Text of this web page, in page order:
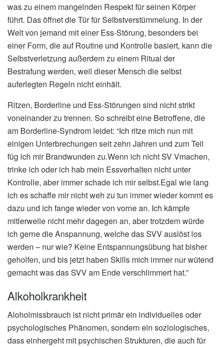
was zu einem mangelnden Respekt für seinen Körper
führt. Das öffnet die Tür für Selbstverstümmelung. In der
Welt von jemand mit einer Ess-Störung, besonders bei
einer Form, die auf Routine und Kontrolle basiert, kann die
Selbstverletzung außerdem zu einem Ritual der
Bestrafung werden, weil dieser Mensch die selbst
auferlegten Regeln nicht einhält.
Ritzen, Borderline und Ess-Störungen sind nicht strikt
voneinander zu trennen. So schreibt eine Betroffene, die
am Borderline-Syndrom leidet: “Ich ritze mich nun mit
einigen Unterbrechungen seit zehn Jahren und zum Teil
füg ich mir Brandwunden zu.Wenn ich nicht SV Vmachen,
trinke ich oder ich hab mein Essverhalten nicht unter
Kontrolle, aber immer schade ich mir selbst.Egal wie lang
ich es schaffe mir nicht weh zu tun immer wieder kommt es
dazu und ich fange wieder von vorne an. Ich kämpfe
mitlerweile nicht mehr dagegen an, aber trotzdem würde
ich gerne die Anspannung, welche das SVV auslöst los
werden – nur wie? Keine Entspannungsübung hat bisher
geholfen, und bis jetzt haben Skills mich immer nur wütend
gemacht was das SVV am Ende verschlimmert hat.”
Alkoholkrankheit
Aloholmissbrauch ist nicht primär ein individuelles oder
psychologisches Phänomen, sondern ein soziologisches,
dass einhergeht mit psychischen Strukturen, die auch für